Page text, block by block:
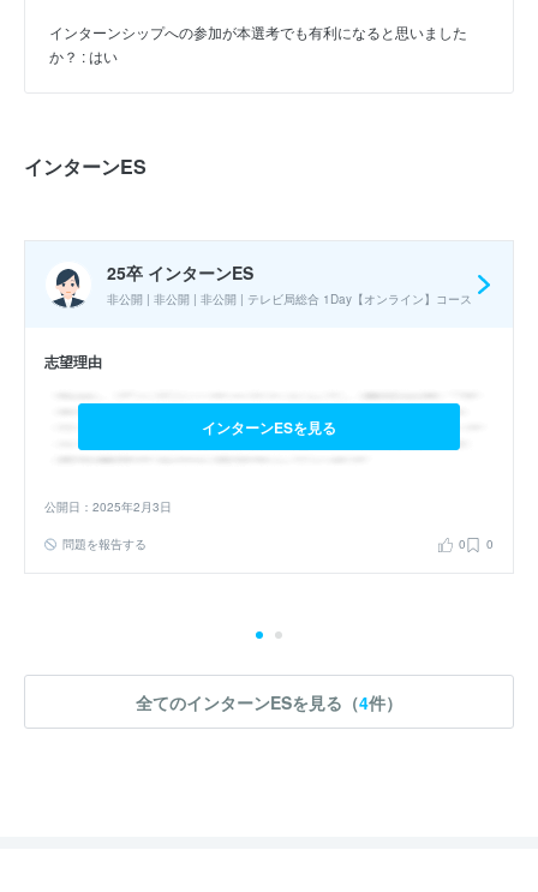
インターンシップへの参加が本選考でも有利になると思いました
か？ : はい
インターンES
25卒 インターンES
非公開 | 非公開 | 非公開 | テレビ局総合 1Day【オンライン】コース
志望理由
インターンESを見る
公開日：2025年2月3日
問題を報告する 0 0
全てのインターンESを見る（4件）